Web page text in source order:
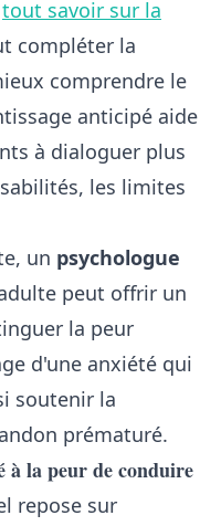
tout savoir sur la
compléter la
comprendre le
anticipé aide
à dialoguer plus
les limites
un psychologue
peut offrir un
la peur
d'une anxiété qui
soutenir la
prématuré.
à la peur de conduire
repose sur